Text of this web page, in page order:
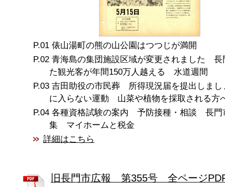
俵山湯町の熊の山公園はつつじが満開
青海島の集団施設区域が変更されました 長
た観光客が年間150万人越える 水道週間
吉田助役の市民葬 所得現況届を提出しま
に入らない運動 山菜や植物を採取される方
各種資格試験の案内 予防接種・相談 長門
集 マイホームと税金
詳細はこちら
旧長門市広報 第355号 全ページ